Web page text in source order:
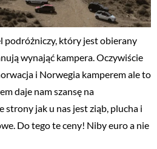
podróżniczy, który jest obierany
wynająć kampera. Oczywiście
i Norwegia kamperem ale to
daje nam szansę na
strony jak u nas jest ziąb, plucha i
Do tego te ceny! Niby euro a nie